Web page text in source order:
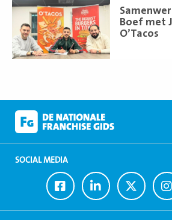
Boef met
O’Tacos
Lees
meer
SOCIAL MEDIA
Ga
naar
Facebook
Ga
naar
LinkedIn
Ga
naar
Twitter
Ga